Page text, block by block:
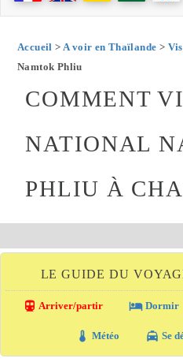
Accueil > A voir en Thaïlande >
Namtok Phliu
COMMENT
NATIONAL
PHLIU À
LE GUIDE DU
directions_transit Arriver/partir local_hotel Dormir
thermostat Météo local_taxi Se